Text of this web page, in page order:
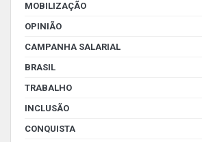
MOBILIZAÇÃO
OPINIÃO
CAMPANHA SALARIAL
BRASIL
TRABALHO
INCLUSÃO
CONQUISTA